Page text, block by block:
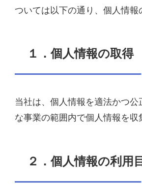
ついては以下の通り、個人情報
１．個人情報の取得
当社は、個人情報を適法かつ
な事業の範囲内で個人情報を収
２．個人情報の利用